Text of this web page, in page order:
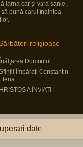
iarna car și vara sanie,
să pună carul înaintea
Sărbători religioase
Înălţarea Domnului
Sfinţii Împăraţi Constantin
HRISTOS A ÎNVIAT!
date